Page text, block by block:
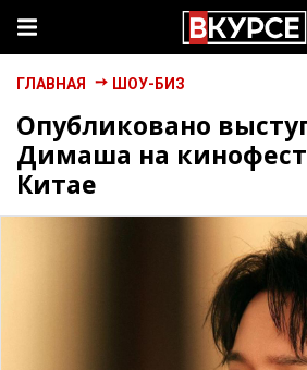
ГЛАВНАЯ ШОУ-БИЗ
Опубликовано
Димаша на
Китае